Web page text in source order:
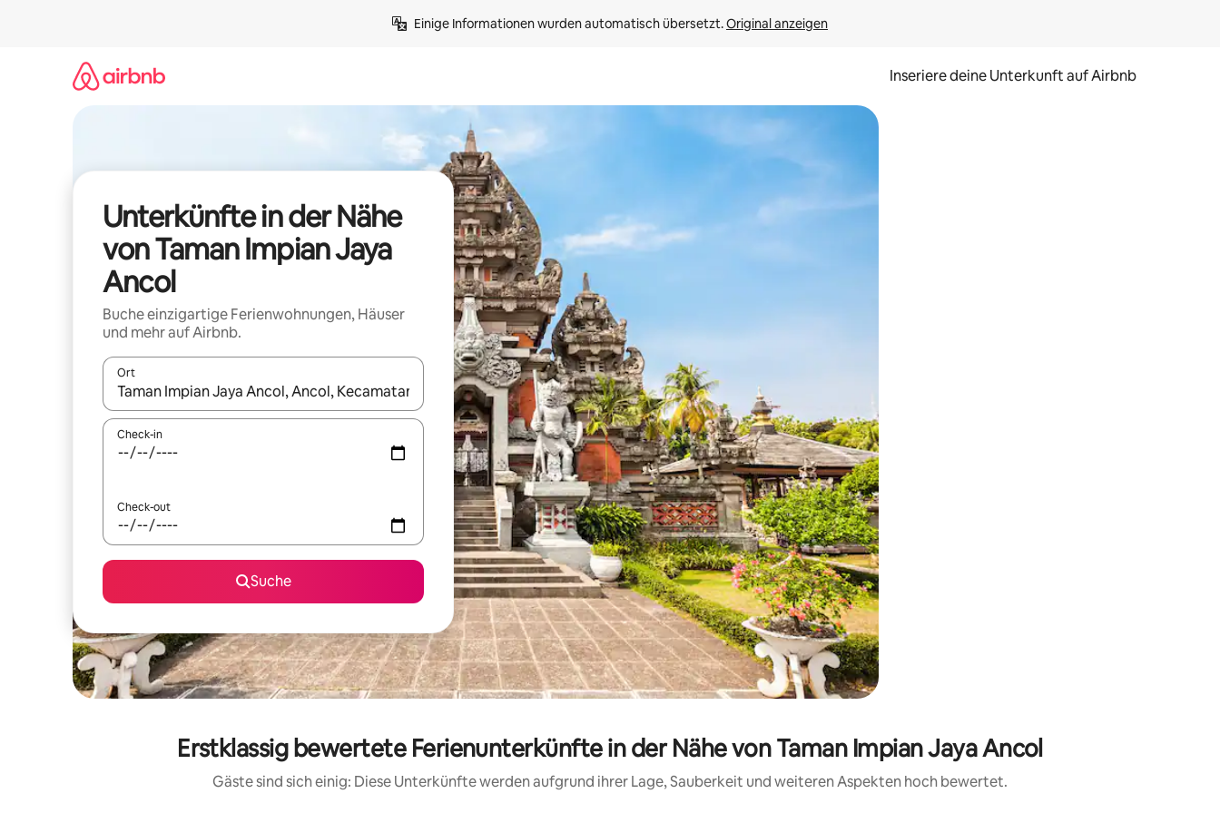
Einige Informationen wurden automatisch übersetzt. Original anzeigen
Inseriere deine Unterkunft auf Airbnb
Unterkünfte in der Nähe
von Taman Impian Jaya
Ancol
Buche einzigartige Ferienwohnungen, Häuser
und mehr auf Airbnb.
Ort
Wenn Ergebnisse verfügbar sind, navigiere mit den Pfeiltasten nach oben und unten oder erkunde die Ergebnisse durch Berühren oder Wischgesten.
Check-in
Check-out
Suche
Erstklassig bewertete Ferienunterkünfte in der Nähe von Taman Impian Jaya Ancol
Gäste sind sich einig: Diese Unterkünfte werden aufgrund ihrer Lage, Sauberkeit und weiteren Aspekten hoch bewertet.